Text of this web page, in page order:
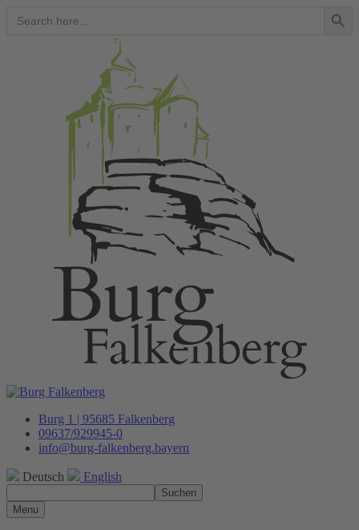
for:
Burg 1 | 95685 Falkenberg
09637/929945-0
info@burg-falkenberg.bayern
Deutsch English
Suchen
Menu